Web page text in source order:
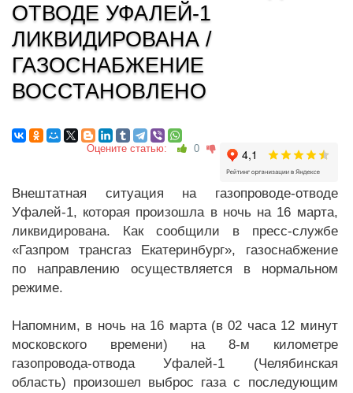
ОТВОДЕ УФАЛЕЙ-1
ЛИКВИДИРОВАНА /
ГАЗОСНАБЖЕНИЕ
ВОССТАНОВЛЕНО
Оцените статью: 0
Внештатная ситуация на газопроводе-отводе
Уфалей-1, которая произошла в ночь на 16 марта,
ликвидирована. Как сообщили в пресс-службе
«Газпром трансгаз Екатеринбург», газоснабжение
по направлению осуществляется в нормальном
режиме.
Напомним, в ночь на 16 марта (в 02 часа 12 минут
московского времени) на 8-м километре
газопровода-отвода Уфалей-1 (Челябинская
область) произошел выброс газа с последующим